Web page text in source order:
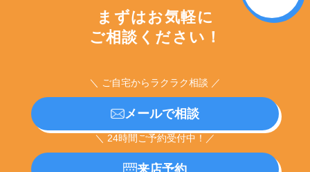
まずはお気軽に
ご相談ください！
＼ ご自宅からラクラク相談 ／
メールで相談
＼ 24時間ご予約受付中！／
来店予約